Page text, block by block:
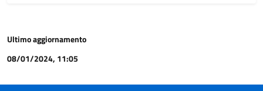
Ultimo aggiornamento
08/01/2024, 11:05